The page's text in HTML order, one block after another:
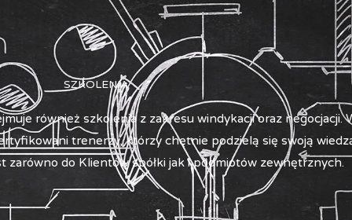
SZKOLENIA
również szkolenia z zakresu windykacji oraz negocjacji.
trenerzy, którzy chętnie podzielą się swoją
zarówno do Klientów spółki jak i podmiotów zewnętrznych.